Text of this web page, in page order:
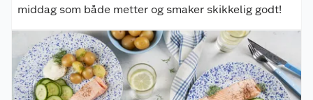
middag som både metter og smaker skikkelig godt!